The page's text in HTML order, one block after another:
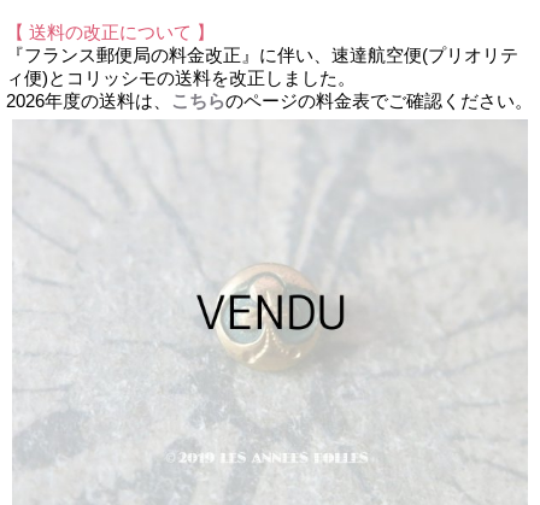
【 送料の改正について 】
『フランス郵便局の料金改正』に伴い、速達航空便(プリオリテ
ィ便)とコリッシモの送料を改正しました。
2026年度の送料は、
こちらのページの料金表でご確認ください。